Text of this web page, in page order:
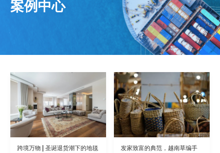
案例中心
跨境万物 | 圣诞退货潮下的地毯
发家致富的典范，越南草编手